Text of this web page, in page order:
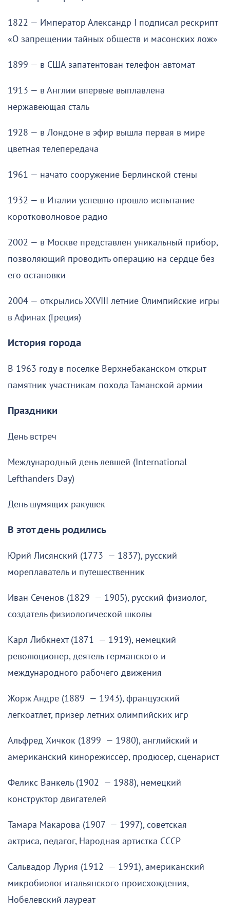
1822 — Император Александр I подписал рескрипт
«О запрещении тайных обществ и масонских лож»
1899 — в США запатентован телефон-автомат
1913 — в Англии впервые выплавлена
нержавеющая сталь
1928 — в Лондоне в эфир вышла первая в мире
цветная телепередача
1961 — начато сооружение Берлинской стены
1932 — в Италии успешно прошло испытание
коротковолновое радио
2002 — в Москве представлен уникальный прибор,
позволяющий проводить операцию на сердце без
его остановки
2004 — открылись XXVIII летние Олимпийские игры
в Афинах (Греция)
История города
В 1963 году в поселке Верхнебаканском открыт
памятник участникам похода Таманской армии
Праздники
День встреч
Международный день левшей (International
Lefthanders Day)
День шумящих ракушек
В этот день родились
Юрий Лисянский (1773 — 1837), русский
мореплаватель и путешественник
Иван Сеченов (1829 — 1905), русский физиолог,
создатель физиологической школы
Карл Либкнехт (1871 — 1919), немецкий
революционер, деятель германского и
международного рабочего движения
Жорж Андре (1889 — 1943), французский
легкоатлет, призёр летних олимпийских игр
Альфред Хичкок (1899 — 1980), английский и
американский кинорежиссёр, продюсер, сценарист
Феликс Ванкель (1902 — 1988), немецкий
конструктор двигателей
Тамара Макарова (1907 — 1997), советская
актриса, педагог, Народная артистка СССР
Сальвадор Лурия (1912 — 1991), американский
микробиолог итальянского происхождения,
Нобелевский лауреат